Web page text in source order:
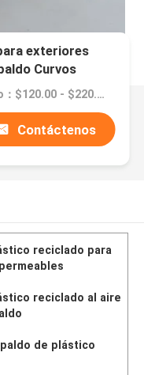
exteriores
Curvos
Precio：$120.00 - $220.00/sets
Contáctenos
reciclado para
reciclado al aire
de plástico